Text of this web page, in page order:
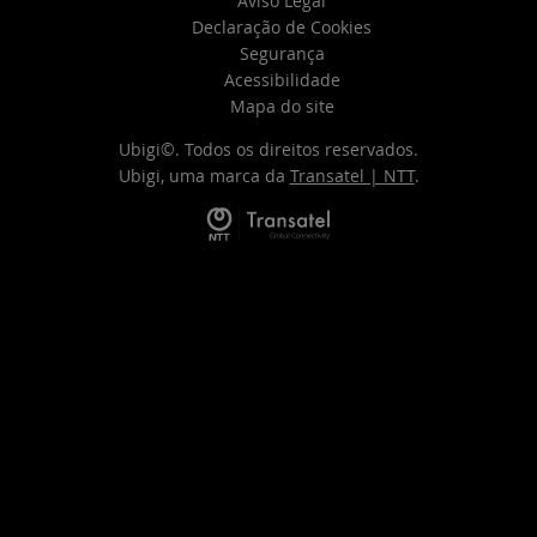
Declaração de Cookies
Segurança
Acessibilidade
Mapa do site
Ubigi©. Todos os direitos reservados.
Ubigi, uma marca da Transatel | NTT.